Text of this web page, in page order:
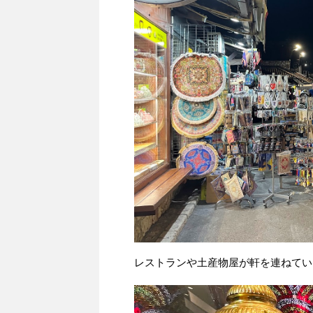
レストランや土産物屋が軒を連ねて